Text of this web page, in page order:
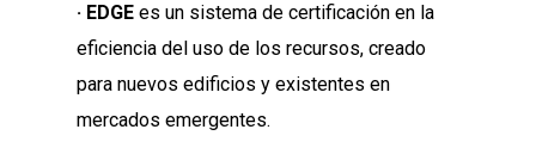
· EDGE es un sistema de certificación en la
eficiencia del uso de los recursos, creado
para nuevos edificios y existentes en
mercados emergentes.